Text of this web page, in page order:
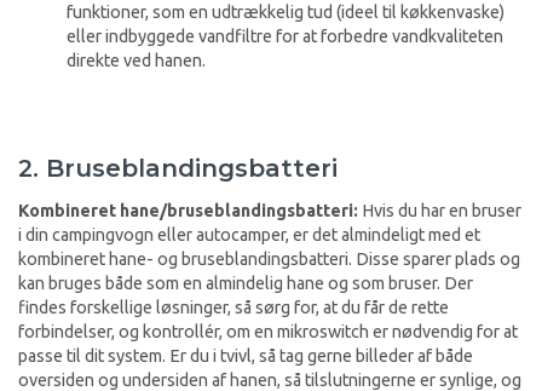
funktioner, som en udtrækkelig tud (ideel til køkkenvaske)
eller indbyggede vandfiltre for at forbedre vandkvaliteten
direkte ved hanen.
2. Bruseblandingsbatteri
Kombineret hane/bruseblandingsbatteri: Hvis du har en bruser
i din campingvogn eller autocamper, er det almindeligt med et
kombineret hane- og bruseblandingsbatteri. Disse sparer plads og
kan bruges både som en almindelig hane og som bruser. Der
findes forskellige løsninger, så sørg for, at du får de rette
forbindelser, og kontrollér, om en mikroswitch er nødvendig for at
passe til dit system. Er du i tvivl, så tag gerne billeder af både
oversiden og undersiden af hanen, så tilslutningerne er synlige, og